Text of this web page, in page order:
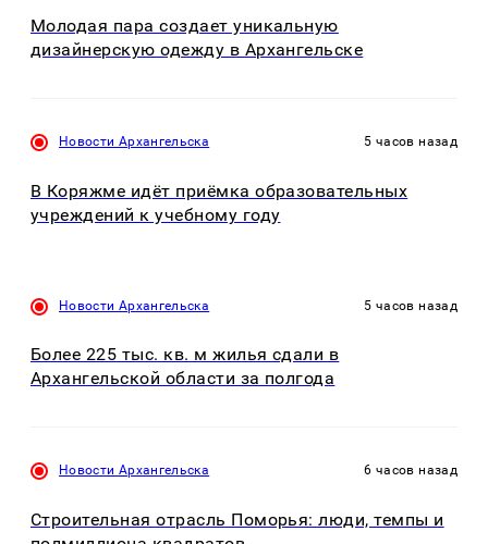
Молодая пара создает уникальную
дизайнерскую одежду в Архангельске
Новости Архангельска 5 часов назад
В Коряжме идёт приёмка образовательных
учреждений к учебному году
Новости Архангельска 5 часов назад
Более 225 тыс. кв. м жилья сдали в
Архангельской области за полгода
Новости Архангельска 6 часов назад
Строительная отрасль Поморья: люди, темпы и